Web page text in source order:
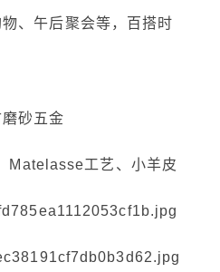
、午后聚会等，百搭时
砂五金
Matelasse工艺、小羊皮